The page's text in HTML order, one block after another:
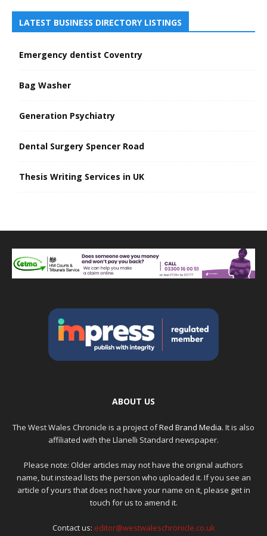
LATEST BUSINESS DIRECTORY LISTINGS
Emergency dentist Coventry
Bag Washer
Generation Psychiatry
Dental Surgery Spencer Road
Thesis Writing Services in UK
ABOUT US
The West Wales Chronicle is a project ofRed Brand Media. It is also
affiliated with the Llanelli Standard newspaper.
Please note: Older articles may not have the original authors
name, but instead lists the person who uploaded it. If you see an
article of yours that does not have your name on it, please get in
touch for us to amend it.
Contact us: editor@westwaleschronicle.co.uk